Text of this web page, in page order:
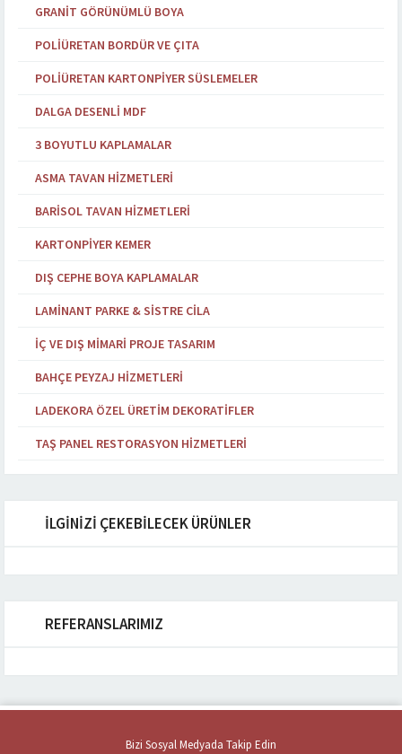
GRANIT GÖRÜNÜMLÜ BOYA
POLIÜRETAN BORDÜR VE ÇITA
POLIÜRETAN KARTONPIYER SÜSLEMELER
DALGA DESENLI MDF
3 BOYUTLU KAPLAMALAR
ASMA TAVAN HIZMETLERI
BARISOL TAVAN HIZMETLERI
KARTONPIYER KEMER
DIŞ CEPHE BOYA KAPLAMALAR
LAMINANT PARKE & SISTRE CILA
İÇ VE DIŞ MIMARI PROJE TASARIM
BAHÇE PEYZAJ HIZMETLERI
LADEKORA ÖZEL ÜRETIM DEKORATIFLER
TAŞ PANEL RESTORASYON HIZMETLERI
İLGİNİZİ ÇEKEBİLECEK ÜRÜNLER
REFERANSLARIMIZ
Bizi Sosyal Medyada Takip Edin